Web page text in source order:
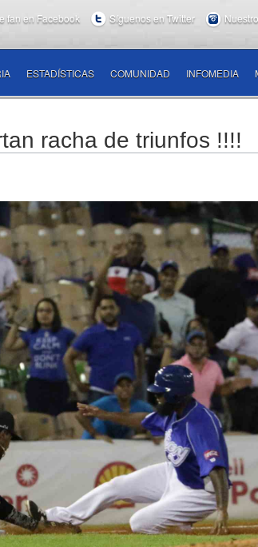
fan en Facebook Síguenos en Twitter
ESTADÍSTICAS COMUNIDAD INFOMEDIA
racha de triunfos !!!!